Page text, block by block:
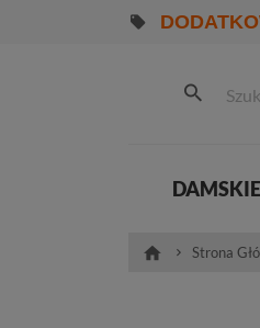
DAMSKIE
Strona